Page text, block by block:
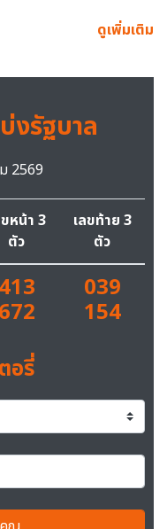
ดูเพิ่มเติม
งรัฐบาล
2569
หน้า 3
ตัว
เลขท้าย 3
ตัว
413
672
039
154
อรี่